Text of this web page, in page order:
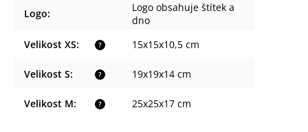
Logo:
Logo obsahuje štítek a
dno
?
Velikost XS: 15x15x10,5 cm
?
Velikost S: 19x19x14 cm
?
Velikost M: 25x25x17 cm